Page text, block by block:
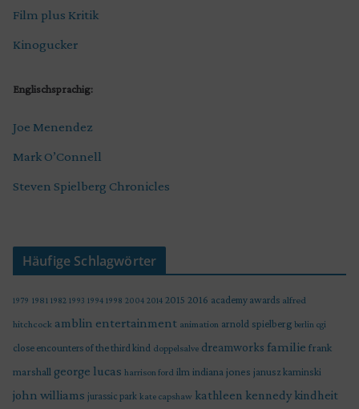
Film plus Kritik
Kinogucker
Englischsprachig:
Joe Menendez
Mark O’Connell
Steven Spielberg Chronicles
Häufige Schlagwörter
1979 1981 1982 1993 1994 1998 2004 2014 2015 2016 academy awards alfred
hitchcock amblin entertainment animation arnold spielberg berlin cgi
close encounters of the third kind doppelsalve dreamworks familie frank
marshall george lucas harrison ford ilm indiana jones janusz kaminski
john williams jurassic park kate capshaw kathleen kennedy kindheit